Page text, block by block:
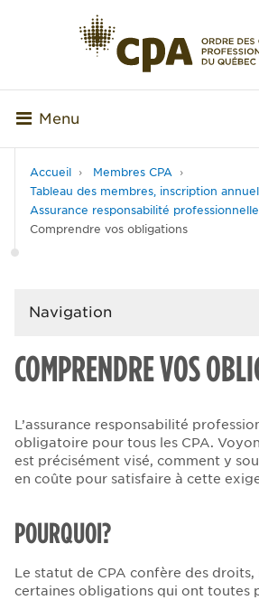
Menu
Accueil
Membres CPA
Tableau des membres, inscription
Assurance responsabilité professionnelle
Comprendre vos obligations
Navigation
COMPRENDRE VOS
L’assurance responsabilité
obligatoire pour tous les CPA.
est précisément visé, comment y
en coûte pour satisfaire à cette
POURQUOI?
Le statut de CPA confère des droits,
certaines obligations qui ont toutes